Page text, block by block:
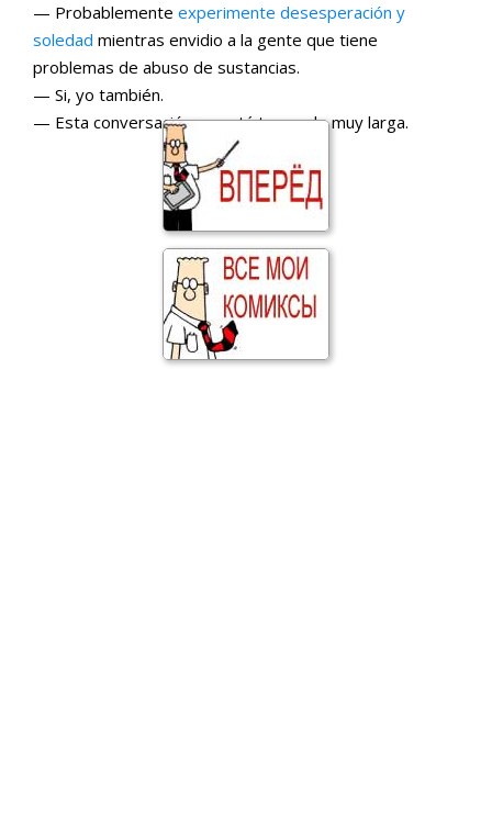
— Probablemente experimente desesperación y
soledad mientras envidio a la gente que tiene
problemas de abuso de sustancias.
— Si, yo también.
— Esta conversación se está tornando muy larga.